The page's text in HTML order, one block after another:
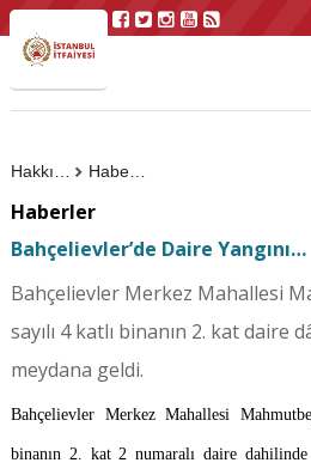
Haberler
Haberler
Bahçelievler’de Daire Yangını…
Bahçelievler Merkez Mahallesi
sayılı 4 katlı binanın 2. kat daire
meydana geldi.
Bahçelievler Merkez Mahallesi
binanın 2. kat 2 numaralı daire